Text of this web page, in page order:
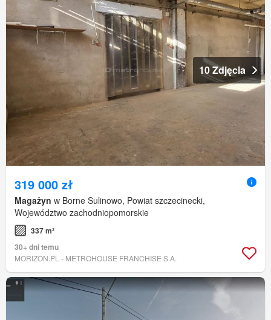
10 Zdjęcia
319 000 zł
Magażyn w Borne Sulinowo, Powiat szczecinecki,
Województwo zachodniopomorskie
337 m²
30+ dni temu
MORIZON.PL - METROHOUSE FRANCHISE S.A.